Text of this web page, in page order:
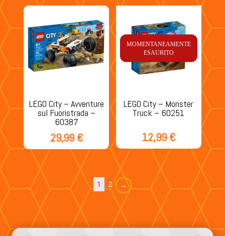
LEGO City – Avventure
sul Fuoristrada –
60387
29,99 €
MOMENTANEAMENTE
ESAURITO
LEGO City – Monster
Truck – 60251
12,99 €
1 2 →